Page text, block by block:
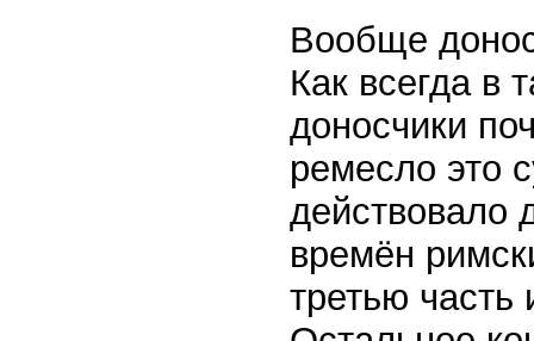
Вообще
Как всегда в
доносчики
ремесло это
действовало
времён
третью часть